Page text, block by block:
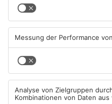
Untermain-Cup 2026:
Handball-Elite trifft sich in
Großwallstadt
01.08.2026, 08:37 UHR IN SPORT